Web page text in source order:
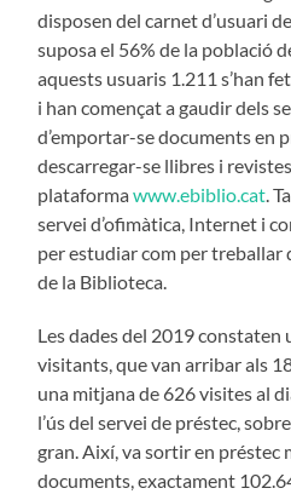
disposen del carnet d’usuari
suposa el 56% de la població
aquests usuaris 1.211 s’han
i han començat a gaudir dels
d’emportar-se documents en
descarregar-se llibres i
plataformawww.ebiblio.cat.
servei d’ofimàtica, Internet i
per estudiar com per treballar
de la Biblioteca.
Les dades del 2019 constaten
visitants, que van arribar als
una mitjana de 626 visites al
l’ús del servei de préstec,
gran. Així, va sortir en préstec
documents, exactament